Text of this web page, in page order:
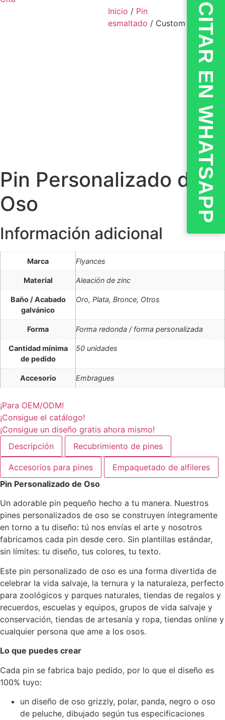
Inicio / Pin
esmaltado / Custom Bear Pin
Pin Personalizado de
Oso
Información adicional
Marca Flyances
Material Aleación de zinc
Baño / Acabado
galvánico
Oro, Plata, Bronce, Otros
Forma Forma redonda / forma personalizada
Cantidad mínima
de pedido
50 unidades
Accesorio Embragues
¡Para OEM/ODM!
¡Consigue el catálogo!
¡Consigue un diseño gratis ahora mismo!
Descripción
Recubrimiento de pines
Accesorios para pines
Empaquetado de alfileres
Pin Personalizado de Oso
Un adorable pin pequeño hecho a tu manera. Nuestros
pines personalizados de oso se construyen íntegramente
en torno a tu diseño: tú nos envías el arte y nosotros
fabricamos cada pin desde cero. Sin plantillas estándar,
sin límites: tu diseño, tus colores, tu texto.
Este pin personalizado de oso es una forma divertida de
celebrar la vida salvaje, la ternura y la naturaleza, perfecto
para zoológicos y parques naturales, tiendas de regalos y
recuerdos, escuelas y equipos, grupos de vida salvaje y
conservación, tiendas de artesanía y ropa, tiendas online y
cualquier persona que ame a los osos.
Lo que puedes crear
Cada pin se fabrica bajo pedido, por lo que el diseño es
100% tuyo:
un diseño de oso grizzly, polar, panda, negro o oso
de peluche, dibujado según tus especificaciones
💬CITAR EN WHATSAPP